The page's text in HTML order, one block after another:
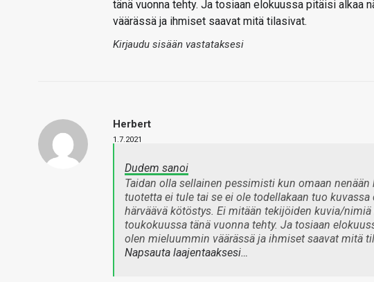
tänä vuonna tehty. Ja tosiaan elokuussa pitäisi
väärässä ja ihmiset saavat mitä tilasivat.
Kirjaudu sisään vastataksesi
Herbert
1.7.2021
Dudem sanoi
Taidan olla sellainen pessimisti kun omaan
tuotetta ei tule tai se ei ole todellakaan tuo
härväävä kötöstys. Ei mitään tekijöiden kuvia/
toukokuussa tänä vuonna tehty. Ja tosiaan
olen mieluummin väärässä ja ihmiset saavat mitä
Napsauta laajentaaksesi…